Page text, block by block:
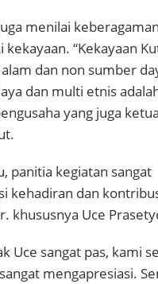
menilai
kekayaan. “Kekayaan
dan non sumber
dan multi etnis
yang juga
panitia kegiatan sangat
kehadiran dan
khususnya Uce
Uce sangat pas, kami
mengapresiasi.